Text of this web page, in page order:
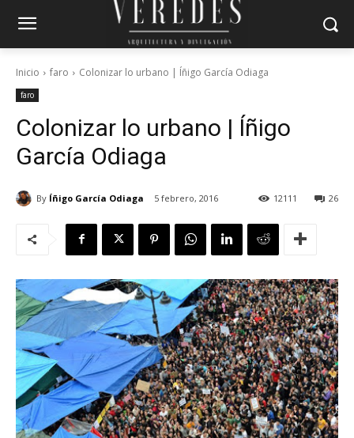
Inicio faro Colonizar lo urbano | Íñigo García Odiaga
faro
Colonizar lo urbano | Íñigo
García Odiaga
By Íñigo García Odiaga 5 febrero, 2016 26
12111